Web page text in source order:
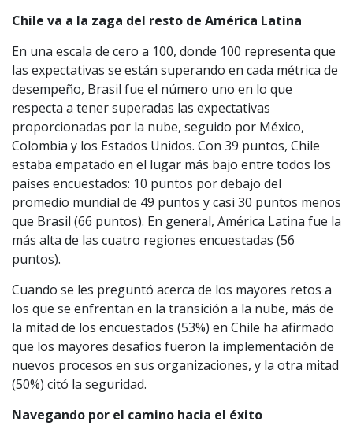
Chile va a la zaga del resto de América Latina
En una escala de cero a 100, donde 100 representa que
las expectativas se están superando en cada métrica de
desempeño, Brasil fue el número uno en lo que
respecta a tener superadas las expectativas
proporcionadas por la nube, seguido por México,
Colombia y los Estados Unidos. Con 39 puntos, Chile
estaba empatado en el lugar más bajo entre todos los
países encuestados: 10 puntos por debajo del
promedio mundial de 49 puntos y casi 30 puntos menos
que Brasil (66 puntos). En general, América Latina fue la
más alta de las cuatro regiones encuestadas (56
puntos).
Cuando se les preguntó acerca de los mayores retos a
los que se enfrentan en la transición a la nube, más de
la mitad de los encuestados (53%) en Chile ha afirmado
que los mayores desafíos fueron la implementación de
nuevos procesos en sus organizaciones, y la otra mitad
(50%) citó la seguridad.
Navegando por el camino hacia el éxito